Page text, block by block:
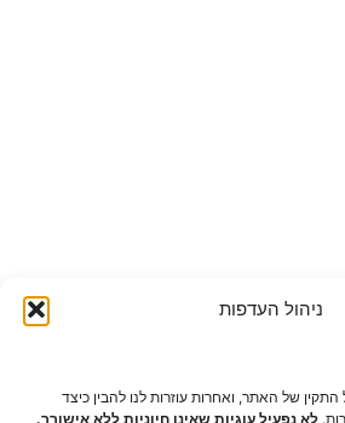
ניהול העדפות
התקין של האתר, ואחרות עוזרות לנו להבין כיצד
לא נפעיל עוגיות שאינן חיוניות ללא אישורך.